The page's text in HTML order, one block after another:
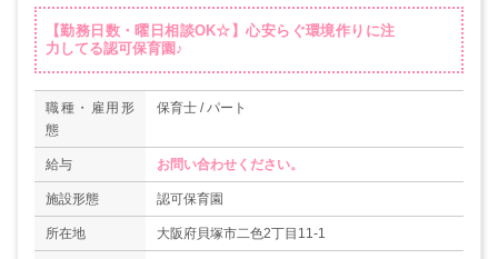
【勤務日数・曜日相談OK☆】心安らぐ環境作りに注
力してる認可保育園♪
職種・雇用形
態
保育士 / パート
給与 お問い合わせください。
施設形態 認可保育園
所在地 大阪府貝塚市二色2丁目11-1